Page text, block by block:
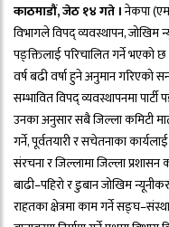
काठमाडौं, जेठ १४ गते ।नेकपा
विभागले विपद् व्यवस्थापन, जोखिम
पङ्क्तिलाई परिचालित गर्ने भएको
वर्ष बढी वर्षा हुने अनुमान गरिएको
सम्भावित विपद् व्यवस्थापनमा
उनका अनुसार सबै जिल्ला कमिटी
गर्ने, पूर्वतयारी र सचेतनाका
संरचना र जिल्लामा जिल्ला प्रशासन
बाढी–पहिरो र डुबान जोखिम
राहतका क्षेत्रमा काम गर्ने